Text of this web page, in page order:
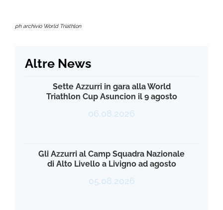
ph archivio World Triathlon
Altre News
Sette Azzurri in gara alla World
Triathlon Cup Asuncion il 9 agosto
06.08.2026
Gli Azzurri al Camp Squadra Nazionale
di Alto Livello a Livigno ad agosto
05.08.2026